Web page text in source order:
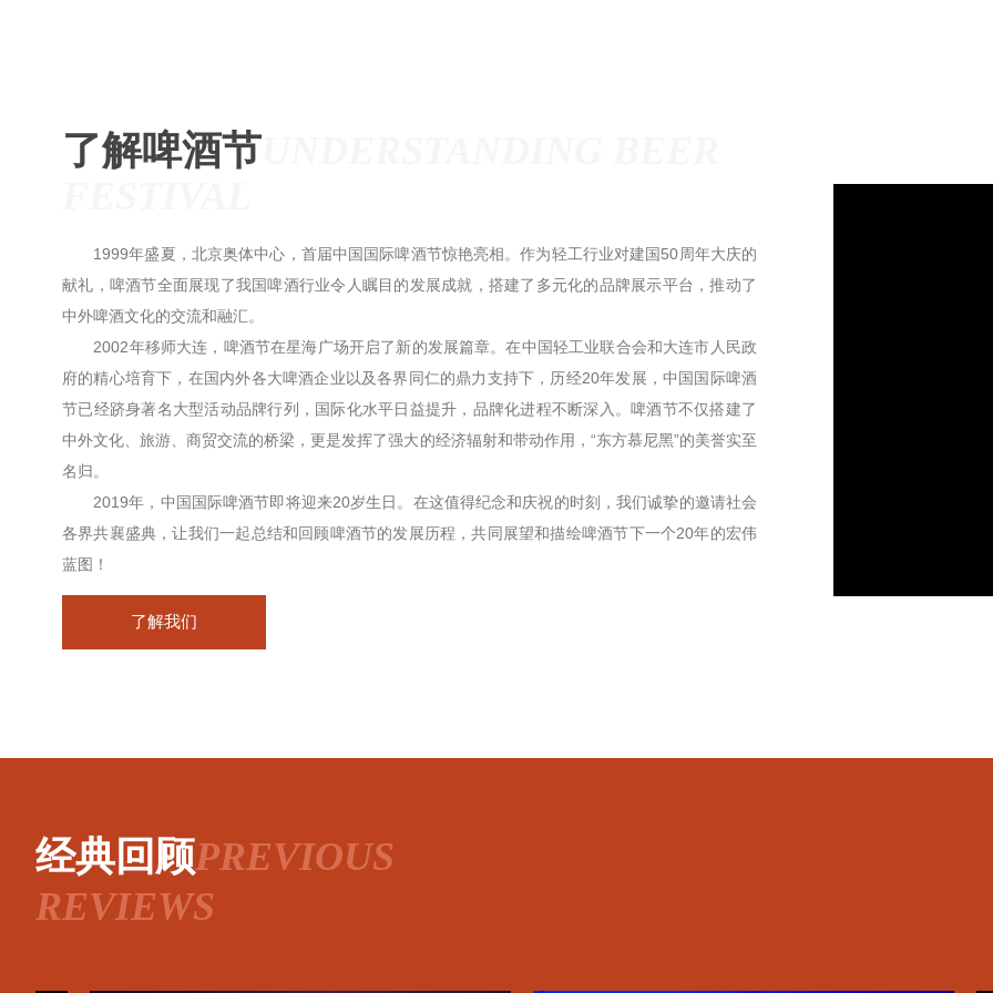
了解啤酒节
1999年盛夏，北京奥体中心，首届中国国际啤酒节惊艳亮相。作为轻工行业对建国50周年大庆的
献礼，啤酒节全面展现了我国啤酒行业令人瞩目的发展成就，搭建了多元化的品牌展示平台，推动了
中外啤酒文化的交流和融汇。
2002年移师大连，啤酒节在星海广场开启了新的发展篇章。在中国轻工业联合会和大连市人民政
府的精心培育下，在国内外各大啤酒企业以及各界同仁的鼎力支持下，历经20年发展，中国国际啤酒
节已经跻身著名大型活动品牌行列，国际化水平日益提升，品牌化进程不断深入。啤酒节不仅搭建了
中外文化、旅游、商贸交流的桥梁，更是发挥了强大的经济辐射和带动作用，“东方慕尼黑”的美誉实至
名归。
2019年，中国国际啤酒节即将迎来20岁生日。在这值得纪念和庆祝的时刻，我们诚挚的邀请社会
各界共襄盛典，让我们一起总结和回顾啤酒节的发展历程，共同展望和描绘啤酒节下一个20年的宏伟
蓝图！
了解我们
经典回顾PREVIOUS
REVIEWS